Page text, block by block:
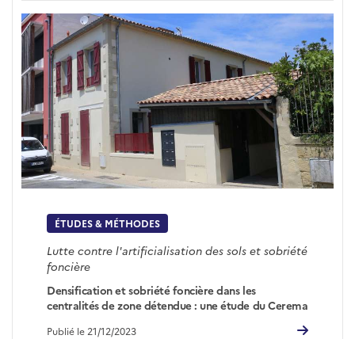
ÉTUDES & MÉTHODES
Lutte contre l'artificialisation des sols et sobriété
foncière
Densification et sobriété foncière dans les
centralités de zone détendue : une étude du Cerema
Publié le 21/12/2023